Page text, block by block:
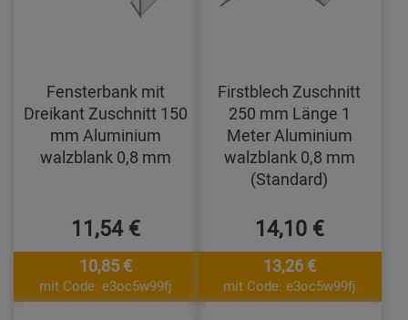
Fensterbank mit
Dreikant Zuschnitt 150
mm Aluminium
walzblank 0,8 mm
11,54 €
10,85 €
mit Code: e3oc5w99fj
Firstblech Zuschnitt
250 mm Länge 1
Meter Aluminium
walzblank 0,8 mm
(Standard)
14,10 €
13,26 €
mit Code: e3oc5w99fj